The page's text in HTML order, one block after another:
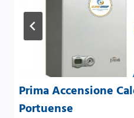
Prima Accensione
Portuense